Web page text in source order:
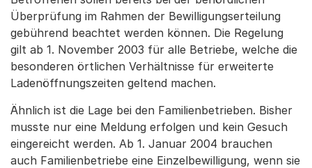
Überprüfung im Rahmen der Bewilligungserteilung
gebührend beachtet werden können. Die Regelung
gilt ab 1. November 2003 für alle Betriebe, welche die
besonderen örtlichen Verhältnisse für erweiterte
Ladenöffnungszeiten geltend machen.
Ähnlich ist die Lage bei den Familienbetrieben. Bisher
musste nur eine Meldung erfolgen und kein Gesuch
eingereicht werden. Ab 1. Januar 2004 brauchen
auch Familienbetriebe eine Einzelbewilligung, wenn sie